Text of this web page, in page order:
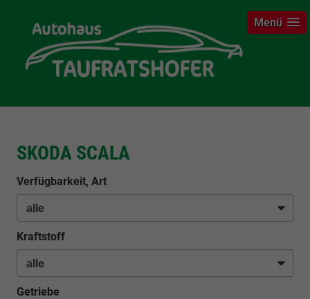
Menü
SKODA SCALA
Verfügbarkeit, Art
Kraftstoff
Getriebe